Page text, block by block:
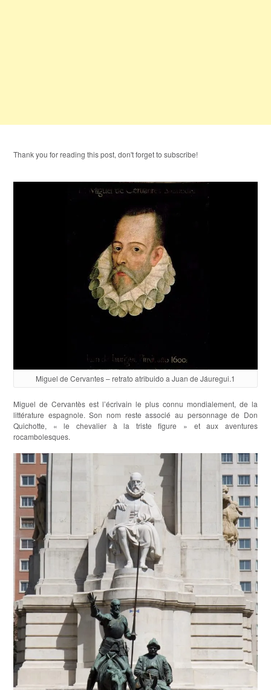
Thank you for reading this post, don't forget to subscribe!
Miguel de Cervantes – retrato atribuido a Juan de Jáuregui.1
Miguel de Cervantès est l’écrivain le plus connu mondialement, de la
littérature espagnole. Son nom reste associé au personnage de Don
Quichotte, « le chevalier à la triste figure » et aux aventures
rocambolesques.